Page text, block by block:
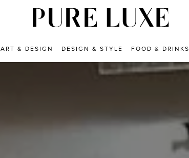
ART & DESIGN DESIGN & STYLE FOOD & DRINKS